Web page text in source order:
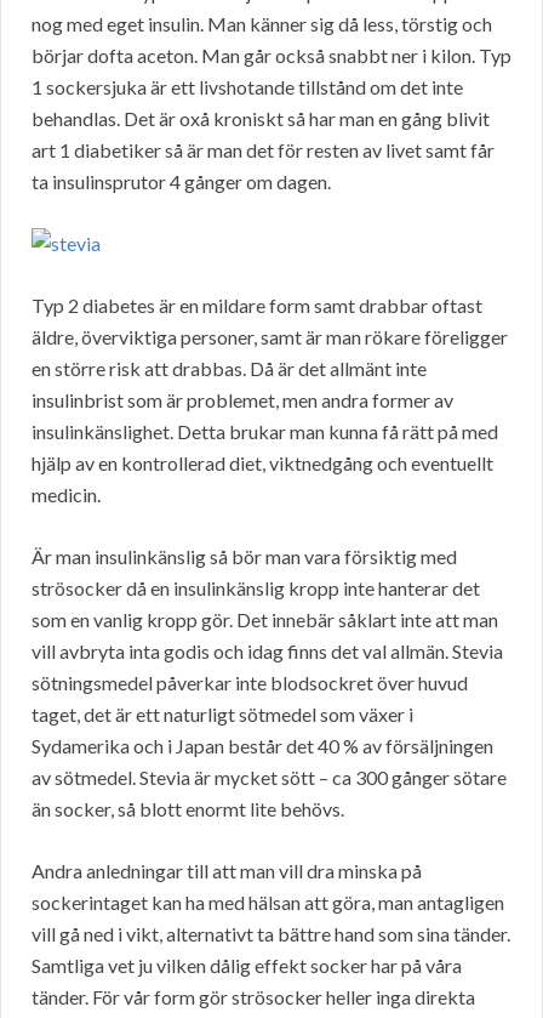
nog med eget insulin. Man känner sig då less, törstig och
börjar dofta aceton. Man går också snabbt ner i kilon. Typ
1 sockersjuka är ett livshotande tillstånd om det inte
behandlas. Det är oxå kroniskt så har man en gång blivit
art 1 diabetiker så är man det för resten av livet samt får
ta insulinsprutor 4 gånger om dagen.
Typ 2 diabetes är en mildare form samt drabbar oftast
äldre, överviktiga personer, samt är man rökare föreligger
en större risk att drabbas. Då är det allmänt inte
insulinbrist som är problemet, men andra former av
insulinkänslighet. Detta brukar man kunna få rätt på med
hjälp av en kontrollerad diet, viktnedgång och eventuellt
medicin.
Är man insulinkänslig så bör man vara försiktig med
strösocker då en insulinkänslig kropp inte hanterar det
som en vanlig kropp gör. Det innebär såklart inte att man
vill avbryta inta godis och idag finns det val allmän. Stevia
sötningsmedel påverkar inte blodsockret över huvud
taget, det är ett naturligt sötmedel som växer i
Sydamerika och i Japan består det 40 % av försäljningen
av sötmedel. Stevia är mycket sött – ca 300 gånger sötare
än socker, så blott enormt lite behövs.
Andra anledningar till att man vill dra minska på
sockerintaget kan ha med hälsan att göra, man antagligen
vill gå ned i vikt, alternativt ta bättre hand som sina tänder.
Samtliga vet ju vilken dålig effekt socker har på våra
tänder. För vår form gör strösocker heller inga direkta